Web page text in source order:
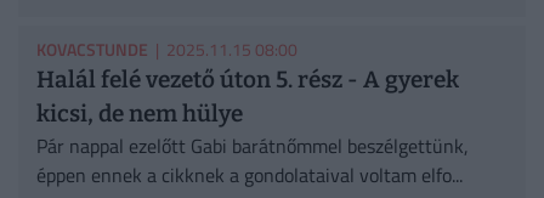
KOVACSTUNDE | 2025.11.15 08:00
Halál felé vezető úton 5. rész - A gyerek
kicsi, de nem hülye
Pár nappal ezelőtt Gabi barátnőmmel beszélgettünk,
éppen ennek a cikknek a gondolataival voltam elfo...